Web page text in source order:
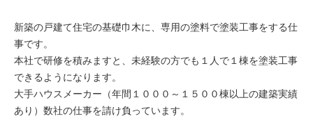
新築の戸建て住宅の基礎巾木に、専用の塗料で塗装工事をする仕
事です。
本社で研修を積みますと、未経験の方でも１人で１棟を塗装工事
できるようになります。
大手ハウスメーカー（年間１０００～１５００棟以上の建築実績
あり）数社の仕事を請け負っています。